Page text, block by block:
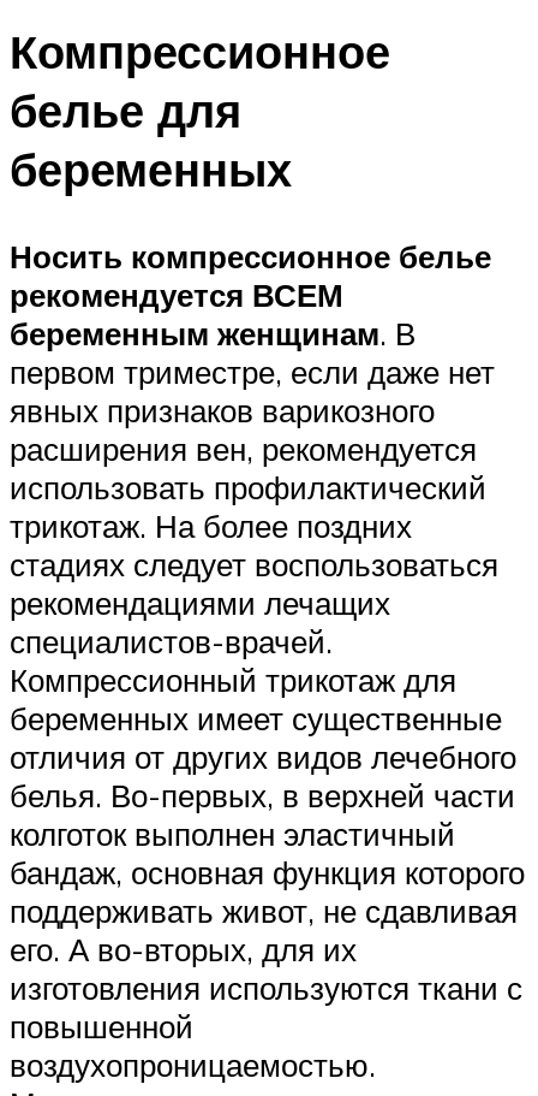
Компрессионное
белье для
беременных
Носить компрессионное белье
рекомендуется ВСЕМ
беременным женщинам. В
первом триместре, если даже нет
явных признаков варикозного
расширения вен, рекомендуется
использовать профилактический
трикотаж. На более поздних
стадиях следует воспользоваться
рекомендациями лечащих
специалистов-врачей.
Компрессионный трикотаж для
беременных имеет существенные
отличия от других видов лечебного
белья. Во-первых, в верхней части
колготок выполнен эластичный
бандаж, основная функция которого
поддерживать живот, не сдавливая
его. А во-вторых, для их
изготовления используются ткани с
повышенной
воздухопроницаемостью.